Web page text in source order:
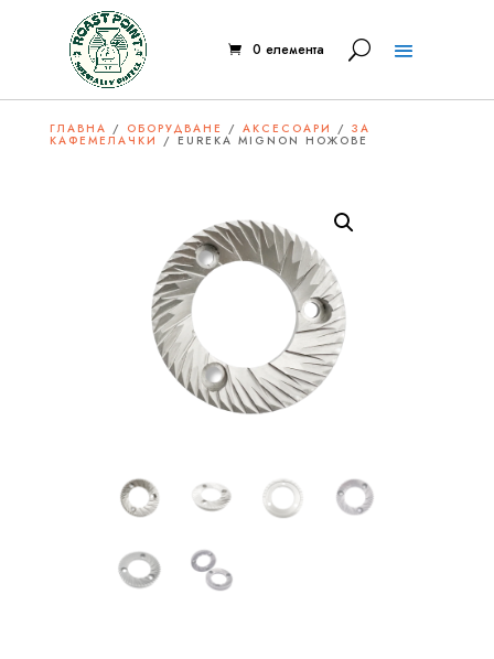
0 елемента
ГЛАВНА / ОБОРУДВАНЕ / АКСЕСОАРИ / ЗА
КАФЕМЕЛАЧКИ / EUREKA MIGNON НОЖОВЕ